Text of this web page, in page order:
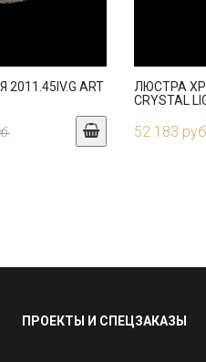
ART
ЛЮСТРА
CRYSTAL
52 183
ПРОЕКТЫ И СПЕЦЗАКАЗЫ